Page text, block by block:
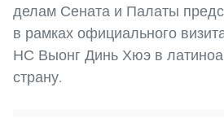
делам Сената и Палаты
в рамках официального
НС Выонг Динь Хюэ в
страну.